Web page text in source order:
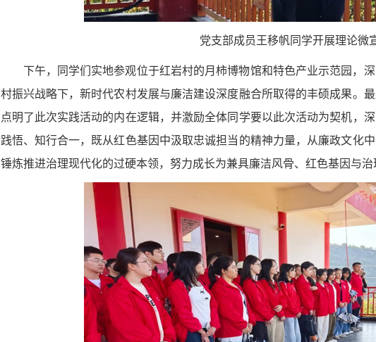
党支部成员王移帆同学开展理论微
下午，同学们实地参观位于红岩村的月柿博物馆和特色产业示范园，
村振兴战略下，新时代农村发展与廉洁建设深度融合所取得的丰硕成果。
点明了此次实践活动的内在逻辑，并激励全体同学要以此次活动为契机，
践悟、知行合一，既从红色基因中汲取忠诚担当的精神力量，从廉政文化
锤炼推进治理现代化的过硬本领，努力成长为兼具廉洁风骨、红色基因与